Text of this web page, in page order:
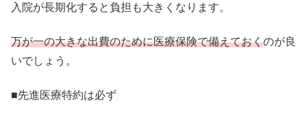
入院が長期化すると負担も大きくなります。
万が一の大きな出費のために医療保険で備えておくのが良
いでしょう。
■先進医療特約は必ず